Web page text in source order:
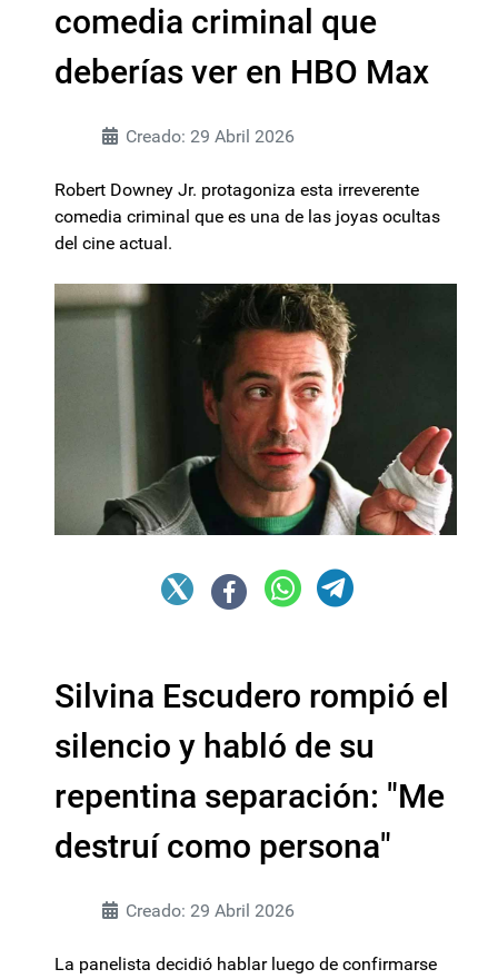
comedia criminal que
deberías ver en HBO Max
Creado: 29 Abril 2026
Robert Downey Jr. protagoniza esta irreverente
comedia criminal que es una de las joyas ocultas
del cine actual.
Silvina Escudero rompió el
silencio y habló de su
repentina separación: "Me
destruí como persona"
Creado: 29 Abril 2026
La panelista decidió hablar luego de confirmarse